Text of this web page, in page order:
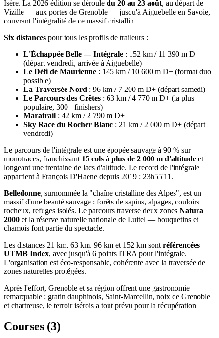
Isère. La 2026 édition se déroule du 20 au 23 août, au départ de
Vizille — aux portes de Grenoble — jusqu'à Aiguebelle en Savoie,
couvrant l'intégralité de ce massif cristallin.
Six distances pour tous les profils de traileurs :
L'Échappée Belle — Intégrale : 152 km / 11 390 m D+
(départ vendredi, arrivée à Aiguebelle)
Le Défi de Maurienne : 145 km / 10 600 m D+ (format duo
possible)
La Traversée Nord : 96 km / 7 200 m D+ (départ samedi)
Le Parcours des Crêtes : 63 km / 4 770 m D+ (la plus
populaire, 300+ finishers)
Maratrail : 42 km / 2 790 m D+
Sky Race du Rocher Blanc : 21 km / 2 000 m D+ (départ
vendredi)
Le parcours de l'intégrale est une épopée sauvage à 90 % sur
monotraces, franchissant 15 cols à plus de 2 000 m d'altitude et
longeant une trentaine de lacs d'altitude. Le record de l'intégrale
appartient à François D'Haene depuis 2019 : 23h55'11.
Belledonne, surnommée la "chaîne cristalline des Alpes", est un
massif d'une beauté sauvage : forêts de sapins, alpages, couloirs
rocheux, refuges isolés. Le parcours traverse deux zones Natura
2000 et la réserve naturelle nationale de Luitel — bouquetins et
chamois font partie du spectacle.
Les distances 21 km, 63 km, 96 km et 152 km sont référencées
UTMB Index, avec jusqu'à 6 points ITRA pour l'intégrale.
L'organisation est éco-responsable, cohérente avec la traversée de
zones naturelles protégées.
Après l'effort, Grenoble et sa région offrent une gastronomie
remarquable : gratin dauphinois, Saint-Marcellin, noix de Grenoble
et chartreuse, le terroir isérois a tout prévu pour la récupération.
Courses (3)